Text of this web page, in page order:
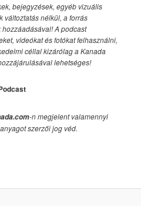
bejegyzések, egyéb vizuális
változtatás nélkül, a forrás
hozzáadásával!A podcast
videókat és fotókat felhasználni,
céllal kizárólag a Kanada
lehetséges!
-n megjelent valamennyi
szerzői jog véd.